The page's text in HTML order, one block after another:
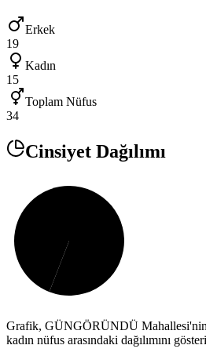
Erkek
19
Kadın
15
Toplam Nüfus
34
Cinsiyet Dağılımı
Grafik, GÜNGÖRÜNDÜ
kadın nüfus arasındaki dağılımını